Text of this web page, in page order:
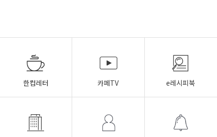
한컵레터 카페TV e레시피북